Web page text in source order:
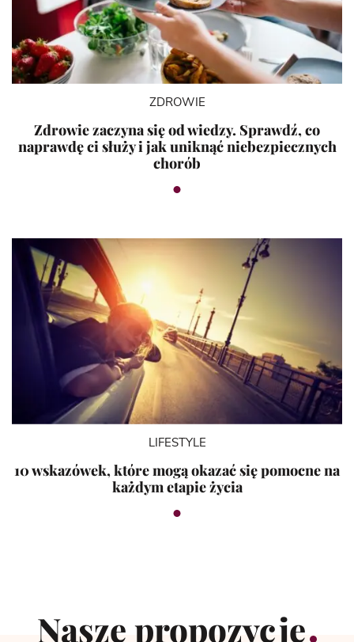
ZDROWIE
Zdrowie zaczyna się od wiedzy. Sprawdź, co
naprawdę ci służy i jak uniknąć niebezpiecznych
chorób
LIFESTYLE
10 wskazówek, które mogą okazać się pomocne na
każdym etapie życia
Nasze propozycje